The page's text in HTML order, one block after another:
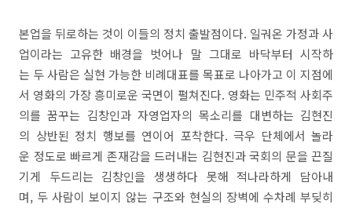
본업을 뒤로하는 것이 이들의 정치 출발점이다. 일궈온 가정과 사
업이라는 고유한 배경을 벗어나 말 그대로 바닥부터 시작하
는 두 사람은 실현 가능한 비례대표를 목표로 나아가고 이 지점에
서 영화의 가장 흥미로운 국면이 펼쳐진다. 영화는 민주적 사회주
의를 꿈꾸는 김창인과 자영업자의 목소리를 대변하는 김현진
의 상반된 정치 행보를 연이어 포착한다. 극우 단체에서 놀라
운 정도로 빠르게 존재감을 드러내는 김현진과 국회의 문을 끈질
기게 두드리는 김창인을 생생하다 못해 적나라하게 담아내
며, 두 사람이 보이지 않는 구조와 현실의 장벽에 수차례 부딪히